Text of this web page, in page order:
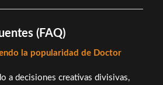
(FAQ)
la popularidad de Doctor
a decisiones creativas divisivas,